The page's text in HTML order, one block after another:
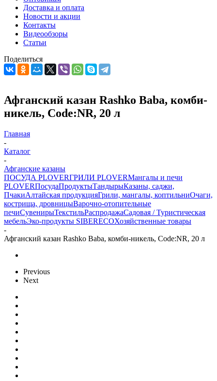
Доставка и оплата
Новости и акции
Контакты
Видеообзоры
Статьи
Поделиться
Афганский казан Rashko Baba, комби-
никель, Code:NR, 20 л
Главная
-
Каталог
-
Афганские казаны
ПОСУДА PLOVERГРИЛИ PLOVERМангалы и печи
PLOVERПосудаПродуктыТандырыКазаны, саджи,
ПчакиАлтайская продукцияГрили, мангалы, коптильниОчаги,
кострища, дровницыВарочно-отопительные
печиСувенирыТекстильРаспродажаСадовая / Туристическая
мебельЭко-продукты SIBERECOХозяйственные товары
-
Афганский казан Rashko Baba, комби-никель, Code:NR, 20 л
Previous
Next